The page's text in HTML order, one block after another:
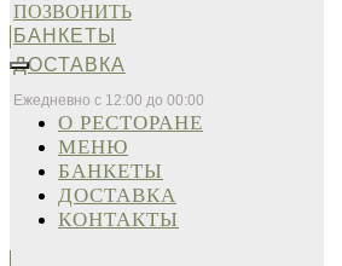
БАНКЕТЫ
ДОСТАВКА
Ежедневно с 12:00 до 00:00
ПОЗВОНИТЬ
О РЕСТОРАНЕ
МЕНЮ
БАНКЕТЫ
ДОСТАВКА
КОНТАКТЫ